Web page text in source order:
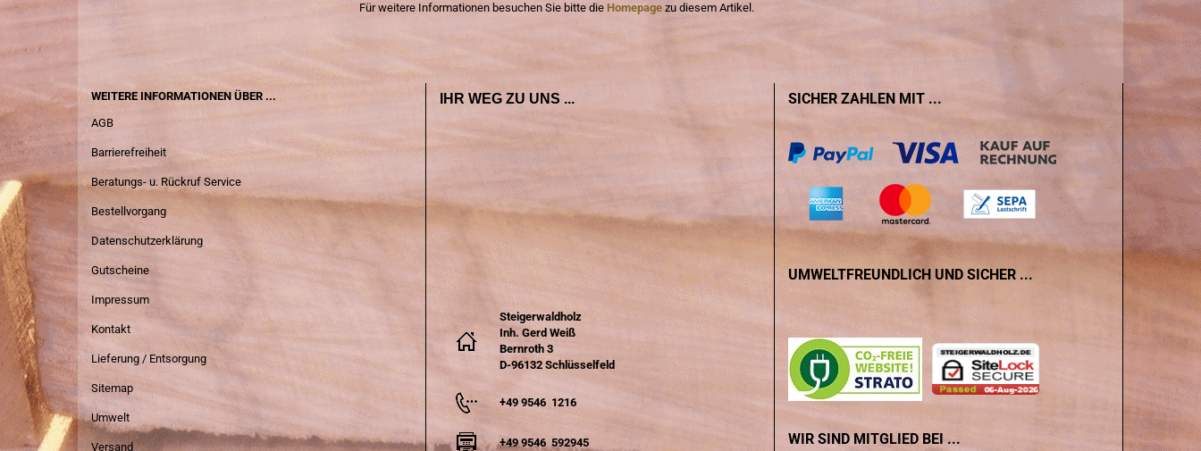
Für weitere Informationen besuchen Sie bitte die Homepagezu diesem Artikel.
WEITERE INFORMATIONEN ÜBER ...
AGB
Barrierefreiheit
Beratungs- u. Rückruf Service
Bestellvorgang
Datenschutzerklärung
Gutscheine
Impressum
Kontakt
Lieferung / Entsorgung
Sitemap
Umwelt
Versand
IHR WEG ZU UNS ...
Steigerwaldholz
Inh. Gerd Weiß
Bernroth 3
D-96132 Schlüsselfeld
+49 9546 1216
+49 9546 592945
SICHER ZAHLEN MIT ...
UMWELTFREUNDLICH UND SICHER ...
WIR SIND MITGLIED BEI ...